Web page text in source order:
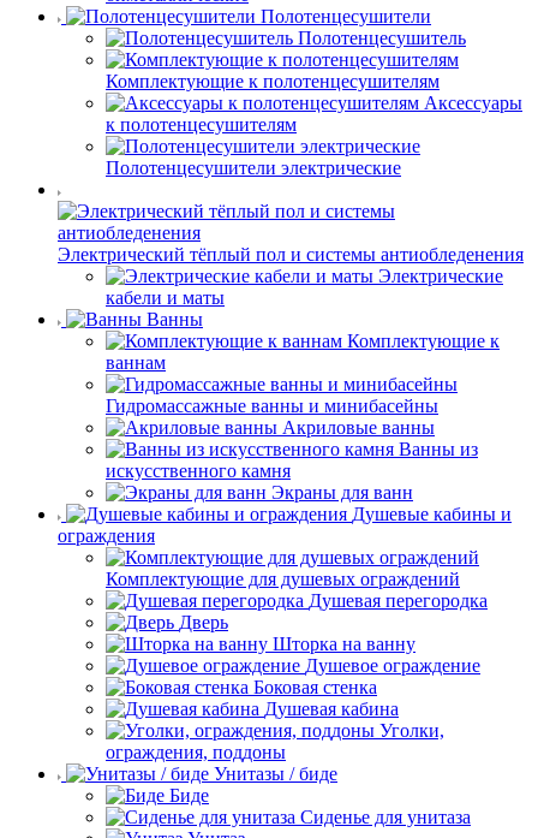
Полотенцесушители
Полотенцесушитель
Комплектующие к полотенцесушителям
Аксессуары
к полотенцесушителям
Полотенцесушители электрические
Электрический тёплый пол и системы антиобледенения
Электрические
кабели и маты
Ванны
Комплектующие к
ваннам
Гидромассажные ванны и минибасейны
Акриловые ванны
Ванны из
искусственного камня
Экраны для ванн
Душевые кабины и
ограждения
Комплектующие для душевых ограждений
Душевая перегородка
Дверь
Шторка на ванну
Душевое ограждение
Боковая стенка
Душевая кабина
Уголки,
ограждения, поддоны
Унитазы / биде
Биде
Сиденье для унитаза